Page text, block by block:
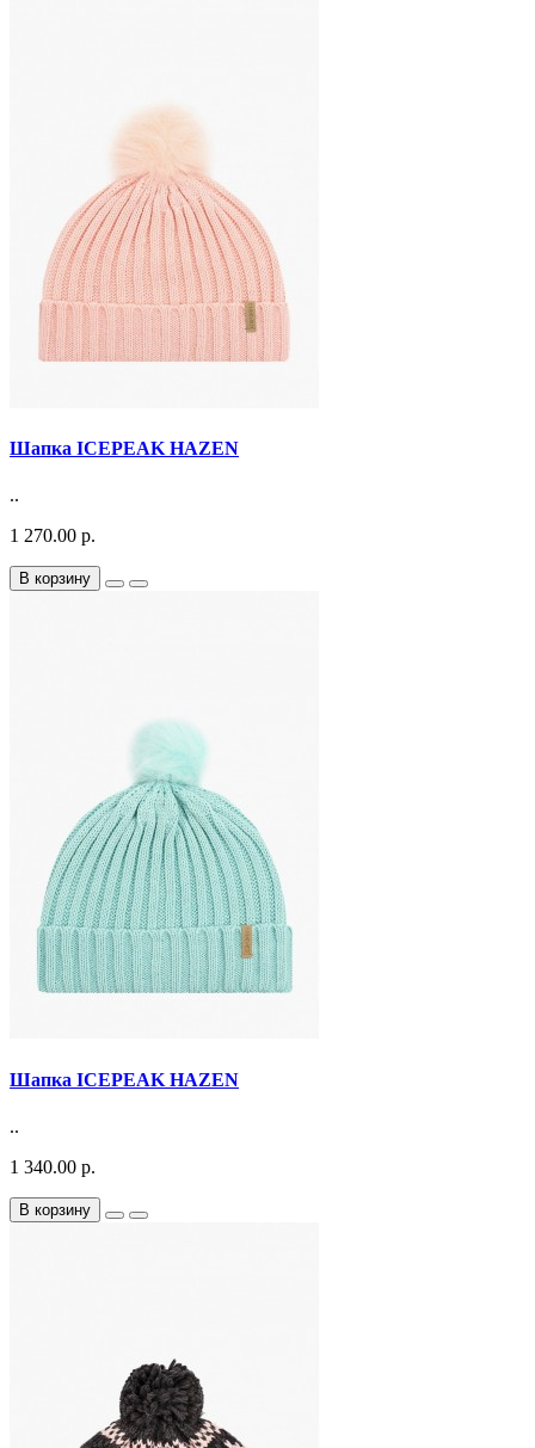
Шапка ICEPEAK HAZEN
..
1 270.00 р.
В корзину
Шапка ICEPEAK HAZEN
..
1 340.00 р.
В корзину